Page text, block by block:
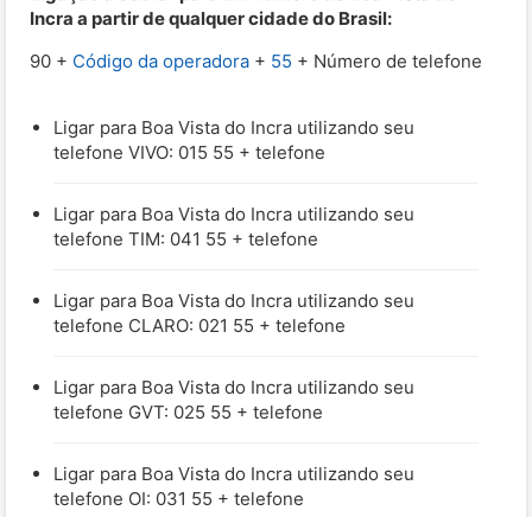
Incra a partir de qualquer cidade do Brasil:
90 + Código da operadora + 55 + Número de telefone
Ligar para Boa Vista do Incra utilizando seu
telefone VIVO: 015 55 + telefone
Ligar para Boa Vista do Incra utilizando seu
telefone TIM: 041 55 + telefone
Ligar para Boa Vista do Incra utilizando seu
telefone CLARO: 021 55 + telefone
Ligar para Boa Vista do Incra utilizando seu
telefone GVT: 025 55 + telefone
Ligar para Boa Vista do Incra utilizando seu
telefone OI: 031 55 + telefone